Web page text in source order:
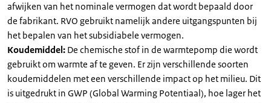
afwijken van het nominale vermogen dat wordt bepaald door
de fabrikant. RVO gebruikt namelijk andere uitgangspunten bij
het bepalen van het subsidiabele vermogen.
Koudemiddel: De chemische stof in de warmtepomp die wordt
gebruikt om warmte af te geven. Er zijn verschillende soorten
koudemiddelen met een verschillende impact op het milieu. Dit
is uitgedrukt in GWP (Global Warming Potentiaal), hoe lager het